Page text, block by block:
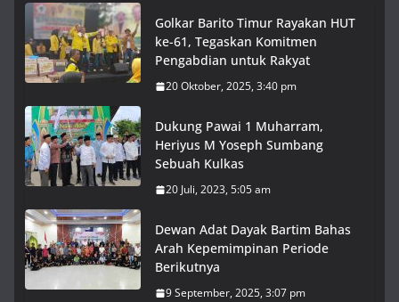
Golkar Barito Timur Rayakan HUT
ke-61, Tegaskan Komitmen
Pengabdian untuk Rakyat
20 Oktober, 2025, 3:40 pm
Dukung Pawai 1 Muharram,
Heriyus M Yoseph Sumbang
Sebuah Kulkas
20 Juli, 2023, 5:05 am
Dewan Adat Dayak Bartim Bahas
Arah Kepemimpinan Periode
Berikutnya
9 September, 2025, 3:07 pm